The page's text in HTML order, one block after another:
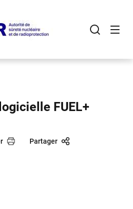
FUEL+
Partager